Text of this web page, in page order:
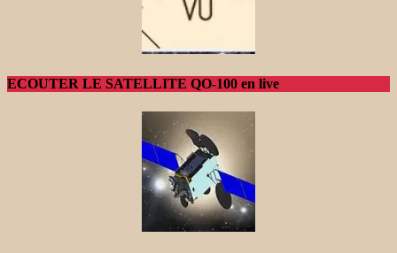
ECOUTER LE SATELLITE QO-100 en live